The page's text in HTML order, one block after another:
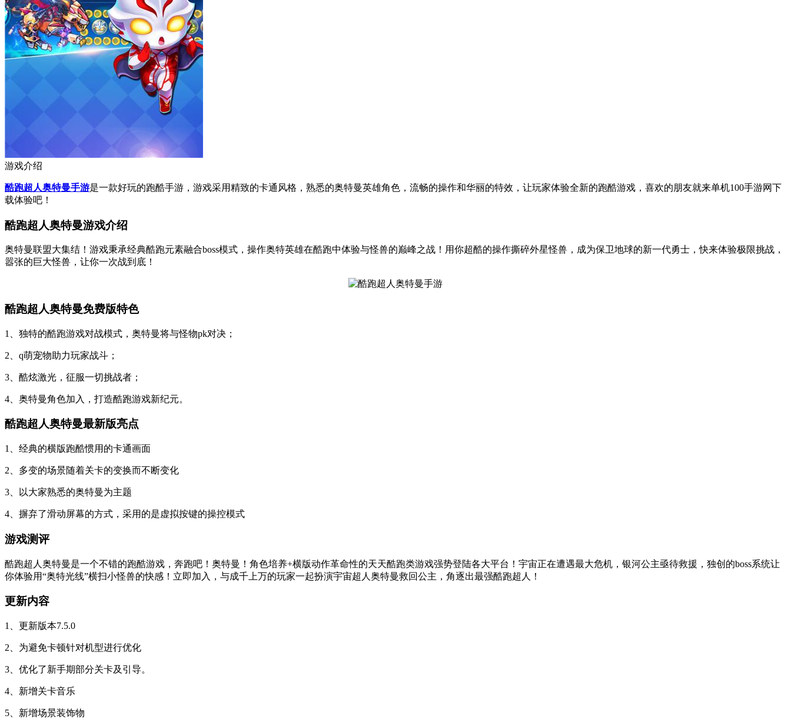
游戏介绍
酷跑超人奥特曼手游是一款好玩的跑酷手游，游戏采用精致的卡通风格，熟悉的奥特曼英雄角色，流畅的操作和华丽的特效，让玩家体验全新的跑酷游戏，喜欢的朋友就来单机100手游网下
载体验吧！
酷跑超人奥特曼游戏介绍
奥特曼联盟大集结！游戏秉承经典酷跑元素融合boss模式，操作奥特英雄在酷跑中体验与怪兽的巅峰之战！用你超酷的操作撕碎外星怪兽，成为保卫地球的新一代勇士，快来体验极限挑战，
嚣张的巨大怪兽，让你一次战到底！
酷跑超人奥特曼免费版特色
1、独特的酷跑游戏对战模式，奥特曼将与怪物pk对决；
2、q萌宠物助力玩家战斗；
3、酷炫激光，征服一切挑战者；
4、奥特曼角色加入，打造酷跑游戏新纪元。
酷跑超人奥特曼最新版亮点
1、经典的横版跑酷惯用的卡通画面
2、多变的场景随着关卡的变换而不断变化
3、以大家熟悉的奥特曼为主题
4、摒弃了滑动屏幕的方式，采用的是虚拟按键的操控模式
游戏测评
酷跑超人奥特曼是一个不错的跑酷游戏，奔跑吧！奥特曼！角色培养+横版动作革命性的天天酷跑类游戏强势登陆各大平台！宇宙正在遭遇最大危机，银河公主亟待救援，独创的boss系统让
你体验用“奥特光线”横扫小怪兽的快感！立即加入，与成千上万的玩家一起扮演宇宙超人奥特曼救回公主，角逐出最强酷跑超人！
更新内容
1、更新版本7.5.0
2、为避免卡顿针对机型进行优化
3、优化了新手期部分关卡及引导。
4、新增关卡音乐
5、新增场景装饰物